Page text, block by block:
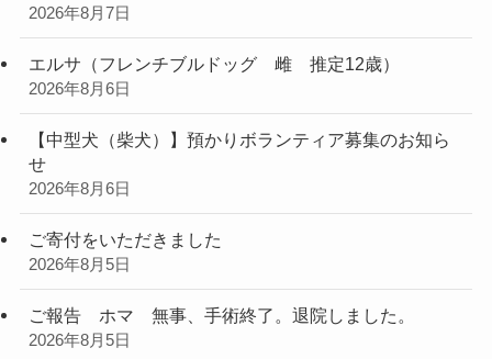
2026年8月7日
エルサ（フレンチブルドッグ 雌 推定12歳）
2026年8月6日
【中型犬（柴犬）】預かりボランティア募集のお知ら
せ
2026年8月6日
ご寄付をいただきました
2026年8月5日
ご報告 ホマ 無事、手術終了。退院しました。
2026年8月5日